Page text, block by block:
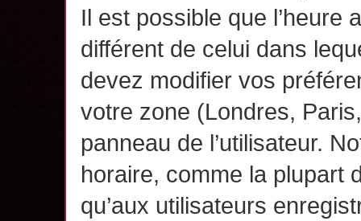
Il est possible que l’heure
différent de celui dans
devez modifier vos
votre zone (Londres,
panneau de l’utilisateur.
horaire, comme la plupart
qu’aux utilisateurs